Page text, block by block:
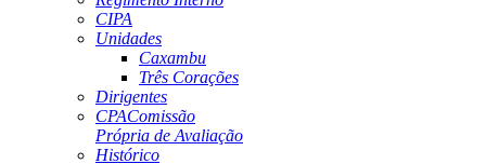
CIPA
Unidades
Caxambu
Três Corações
Dirigentes
CPAComissão
Própria de Avaliação
Histórico